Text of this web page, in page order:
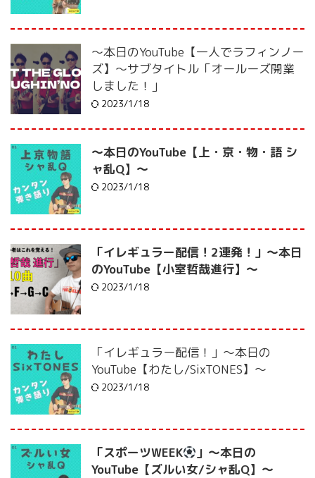
〜本日のYouTube【一人でラフィンノー
ズ】〜サブタイトル「オールーズ開業
しました！」
2023/1/18
〜本日のYouTube【上・京・物・語 シ
ャ乱Q】〜
2023/1/18
「イレギュラー配信！2連発！」〜本日
のYouTube【小室哲哉進行】〜
2023/1/18
「イレギュラー配信！」〜本日の
YouTube【わたし/SixTONES】〜
2023/1/18
「スポーツWEEK
」〜本日の
YouTube【ズルい女/シャ乱Q】〜